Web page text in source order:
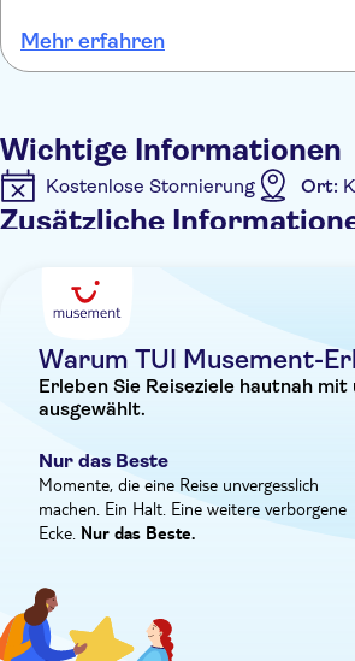
Deck oder im schattigen Bereich,
wartet. Eine ortskundige Crew steht
Mehr erfahren
Wichtige Informationen
Kostenlose Stornierung Ort:
Zusätzliche
Abholservice vom Hotel
Warum TUI Musement-
Erleben Sie Reiseziele hautnah
ausgewählt.
Nur das Beste
Momente, die eine Reise unvergesslich
machen. Ein Halt. Eine weitere verborgene
Ecke. Nur das Beste.